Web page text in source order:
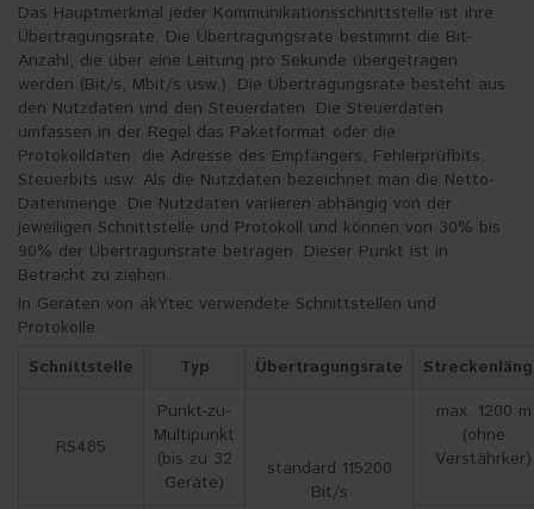
Das Hauptmerkmal jeder Kommunikationsschnittstelle ist ihre
Übertragungsrate. Die Übertragungsrate bestimmt die Bit-
Anzahl, die über eine Leitung pro Sekunde übergetragen
werden (Bit/s, Mbit/s usw.). Die Übertragungsrate besteht aus
den Nutzdaten und den Steuerdaten. Die Steuerdaten
umfassen in der Regel das Paketformat oder die
Protokolldaten: die Adresse des Empfängers, Fehlerprüfbits,
Steuerbits usw. Als die Nutzdaten bezeichnet man die Netto-
Datenmenge. Die Nutzdaten variieren abhängig von der
jeweiligen Schnittstelle und Protokoll und können von 30% bis
90% der Übertragunsrate betragen. Dieser Punkt ist in
Betracht zu ziehen.
In Geräten von akYtec verwendete Schnittstellen und
Protokolle:
Schnittstelle
Typ Übertragungsrate
RS485
Punkt-zu-
Multipunkt
(bis zu 32
Geräte)
standard 115200
Bit/s
max. 1200 m
(ohne
Verstährker)